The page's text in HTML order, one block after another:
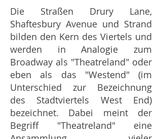
Die Straßen Drury Lane,
Shaftesbury Avenue und Strand
bilden den Kern des Viertels und
werden in Analogie zum
Broadway als "Theatreland" oder
eben als das "Westend" (im
Unterschied zur Bezeichnung
des Stadtviertels West End)
bezeichnet. Dabei meint der
Begriff "Theatreland" eine